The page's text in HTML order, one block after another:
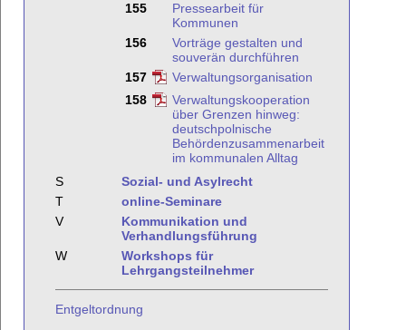
155
Pressearbeit für
Kommunen
156
Vorträge gestalten und
souverän durchführen
157
Verwaltungsorganisation
158
Verwaltungskooperation
über Grenzen hinweg:
deutschpolnische
Behördenzusammenarbeit
im kommunalen Alltag
S
Sozial- und Asylrecht
T
online-Seminare
V
Kommunikation und
Verhandlungsführung
W
Workshops für
Lehrgangsteilnehmer
Entgeltordnung